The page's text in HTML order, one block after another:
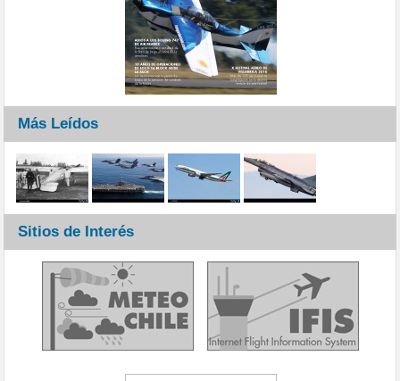
Más Leídos
Sitios de Interés